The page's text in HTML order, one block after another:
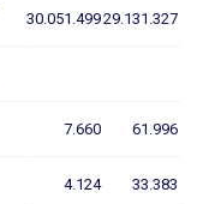
30.051.49929.131.327
7.660 61.996
4.124 33.383